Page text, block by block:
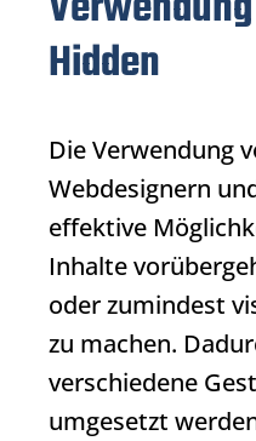
Hidden
Die Verwendung
Webdesignern
effektive
Inhalte
oder zumindest
zu machen.
verschiedene
umgesetzt